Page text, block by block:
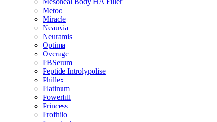
Mesoheal Body HA Filler
Metoo
Miracle
Neauvia
Neuramis
Optima
Overage
PBSerum
Peptide Introlypolise
Phillex
Platinum
Powerfill
Princess
Profhilo